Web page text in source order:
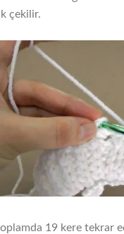
çekilir.
19 kere tekrar